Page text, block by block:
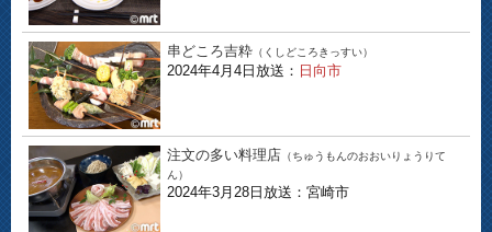
串どころ吉粋 （くしどころきっすい）
2024年4月4日放送： 日向市
注文の多い料理店 （ちゅうもんのおおいりょうりて
ん）
2024年3月28日放送：宮崎市